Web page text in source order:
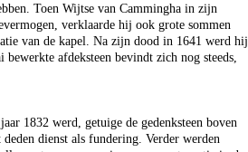
Toen Wijtse van Cammingha in zijn
verklaarde hij ook grote sommen
van de kapel. Na zijn dood in 1641 werd hij
afdeksteen bevindt zich nog steeds,
1832 werd, getuige de gedenksteen boven
dienst als fundering. Verder werden